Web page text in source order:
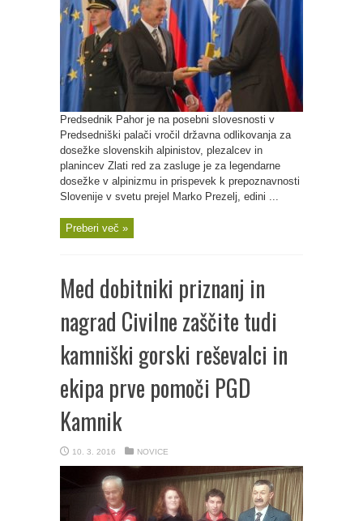
Predsednik Pahor je na posebni slovesnosti v
Predsedniški palači vročil državna odlikovanja za
dosežke slovenskih alpinistov, plezalcev in
planincev Zlati red za zasluge je za legendarne
dosežke v alpinizmu in prispevek k prepoznavnosti
Slovenije v svetu prejel Marko Prezelj, edini ...
Preberi več »
Med dobitniki priznanj in
nagrad Civilne zaščite tudi
kamniški gorski reševalci in
ekipa prve pomoči PGD
Kamnik
10. 3. 2016 NOVICE